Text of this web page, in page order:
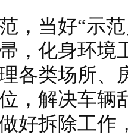
当好“示范
，化身环
各类场所、
，解决车辆
好拆除工作